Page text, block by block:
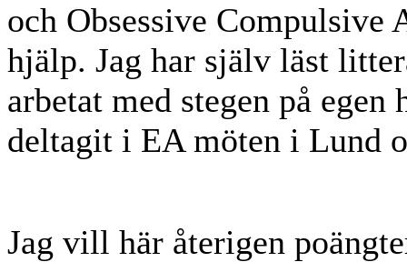
och Obsessive
hjälp. Jag har själv läst
arbetat med stegen på egen
deltagit i EA möten i Lund
Jag vill här återigen